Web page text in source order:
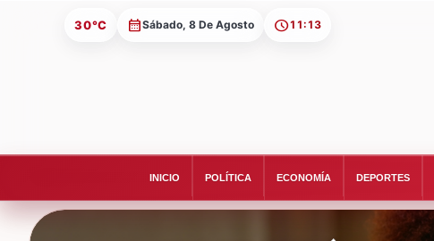
30°C Sábado, 8 De Agosto 11:13
INICIO POLÍTICA ECONOMÍA DEPORTES